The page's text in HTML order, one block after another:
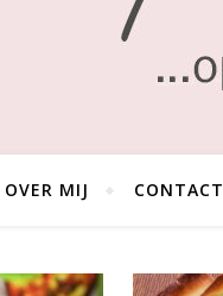
OVER MIJ CONTACT